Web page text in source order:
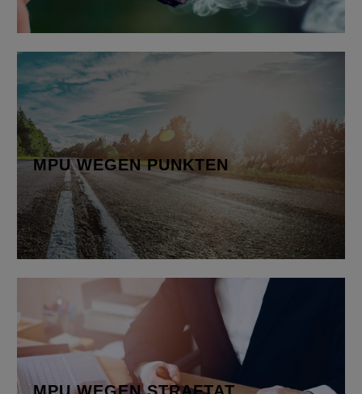
MPU WEGEN PUNKTEN
MPU WEGEN PUNKTEN
Bei der MPU wirst du in verschiedenen Bereichen
bewertet,…
Mehr erfahren
MPU WEGEN STRAFTAT
Straßenverkehrs-